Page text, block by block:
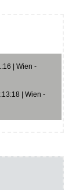
| Wien -
| Wien -